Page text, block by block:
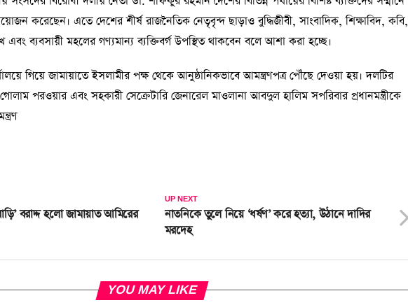
করেছেন। এতে দেশের শীর্ষ রাজনৈতিক নেতৃবৃন্দ ছাড়াও বুদ্ধিজীবী, সাংবাদিক, শিক্ষাবিদ, কবি,
এবং ব্যবসায়ী মহলের গণ্যমান্য ব্যক্তিবর্গ উপস্থিত থাকবেন বলে আশা করা হচ্ছে।
গিয়ে জামায়াতে ইসলামীর পক্ষ থেকে আনুষ্ঠানিকভাবে আমন্ত্রণপত্র পৌঁছে দেওয়া হয়। দলটির
পরওয়ার এবং সহকারী সেক্রেটারি জেনারেল মাওলানা আবদুল হালিম সপরিবার প্রধানমন্ত্রীকে
UP NEXT
নাতনিকে তুলে নিয়ে ‘ধর্ষণ’ করে হত্যা, উঠানে দাদির
মরদেহ
বরাদ্দ হলো জামায়াত আমিরের
YOU MAY LIKE